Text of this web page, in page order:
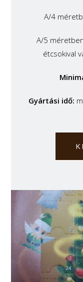
A/4
A/5
étcsokival
Gyártási idő: